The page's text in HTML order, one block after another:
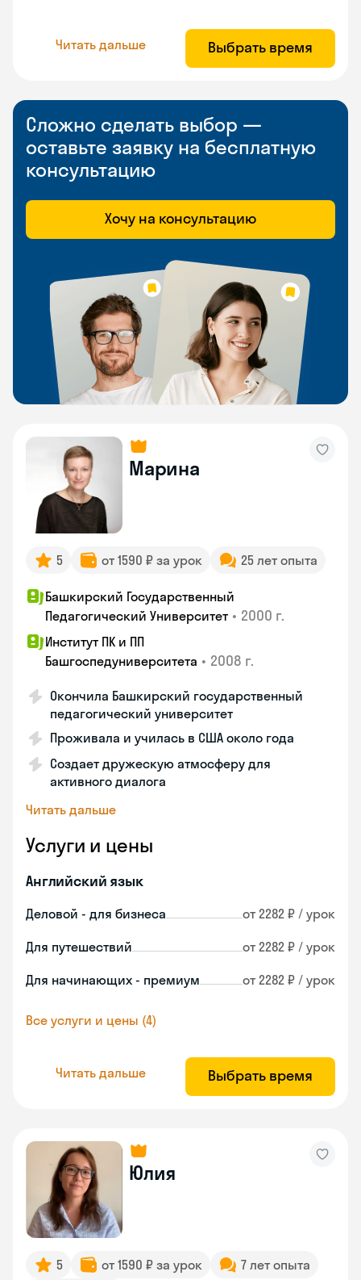
Читать дальше Выбрать время
Сложно сделать выбор —
оставьте заявку на бесплатную
консультацию
Хочу на консультацию
Марина
5 от 1590 ₽ за урок 25 лет опыта
Башкирский Государственный
Педагогический Университет • 2000 г.
Институт ПК и ПП
Башгоспедуниверситета • 2008 г.
Окончила Башкирский государственный
педагогический университет
Проживала и училась в США около года
Создает дружескую атмосферу для
активного диалога
Читать дальше
Услуги и цены
Английский язык
Деловой - для бизнеса от 2282 ₽ / урок
Для путешествий от 2282 ₽ / урок
Для начинающих - премиум от 2282 ₽ / урок
Все услуги и цены (4)
Читать дальше Выбрать время
Юлия
5 от 1590 ₽ за урок
7 лет опыта